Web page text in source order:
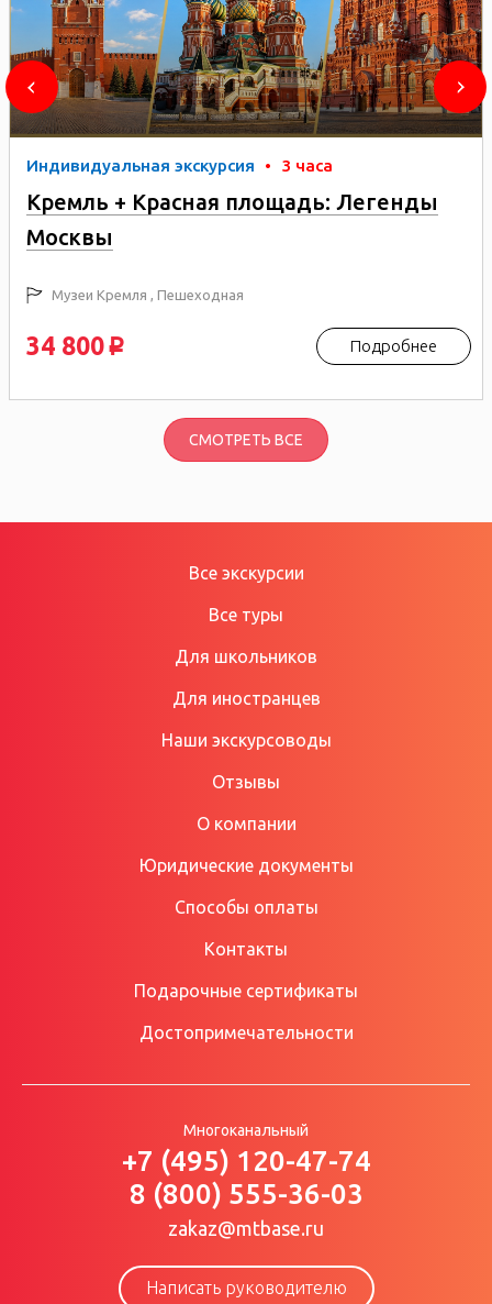
Индивидуальная экскурсия • 3 часа
Кремль + Красная площадь: Легенды
Москвы
Музеи Кремля , Пешеходная
34 800 p Подробнее
СМОТРЕТЬ ВСЕ
Все экскурсии
Все туры
Для школьников
Для иностранцев
Наши экскурсоводы
Отзывы
О компании
Юридические документы
Способы оплаты
Контакты
Подарочные сертификаты
Достопримечательности
Многоканальный
+7 (495) 120-47-74
8 (800) 555-36-03
zakaz@mtbase.ru
Написать руководителю